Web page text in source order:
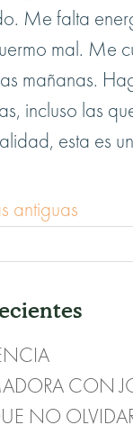
Me falta
mal. Me
mañanas.
incluso las
esta es
antiguas
CON
NO